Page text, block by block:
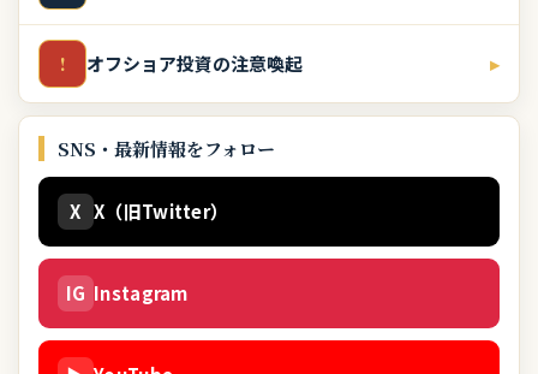
! オフショア投資の注意喚起 ▸
SNS・最新情報をフォロー
X X（旧Twitter）
IG Instagram